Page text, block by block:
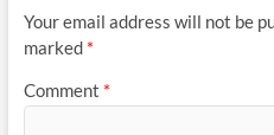
Your email address will not be
marked *
Comment *